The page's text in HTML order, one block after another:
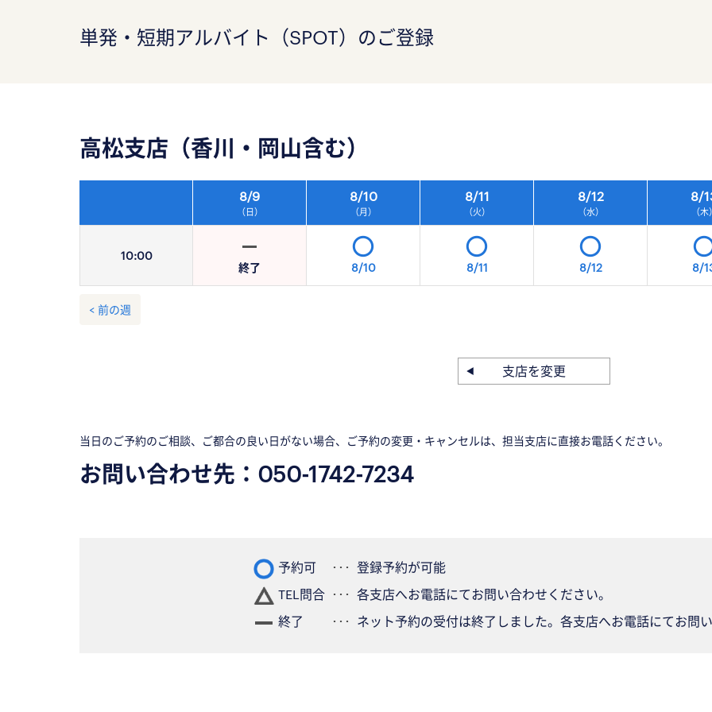
単発・短期アルバイト（SPOT）のご登録
高松支店（香川・岡山含む）
10:00
8/9
（日）
8/10
（月）
8/11
（火）
8/12
（水）
8/
（木）
終了 8/10 8/11 8/12 8/
< 前の週
支店を変更
当日のご予約のご相談、ご都合の良い日がない場合、ご予約の変更・キャンセルは、担当支店に直接お電話ください。
お問い合わせ先： 050-1742-7234
予約可
登録予約が可能
TEL問合
各支店へお電話にてお問い合わせください。
終了
ネット予約の受付は終了しました。各支店へお電話にてお問い